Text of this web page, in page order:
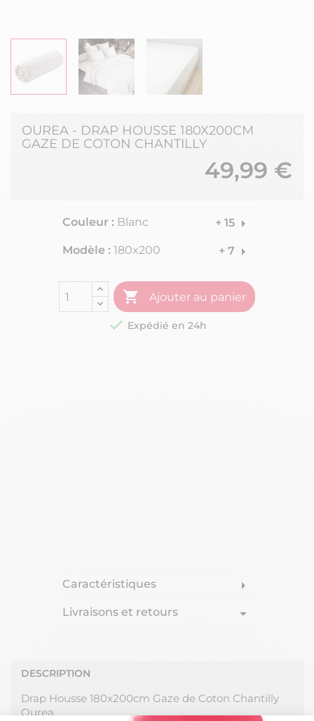
OUREA - DRAP HOUSSE 180X200CM
GAZE DE COTON CHANTILLY
49,99 €
Couleur : Blanc + 15 arrow_right
Modèle : 180x200 + 7 arrow_right
 Ajouter au panier
 Expédié en 24h
Caractéristiques arrow_right
Livraisons et retours arrow_drop_down
DESCRIPTION
Drap Housse 180x200cm Gaze de Coton Chantilly
Ourea.